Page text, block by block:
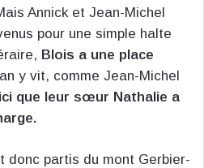
Annick et Jean-Michel
pour une simple halte
Blois a une place
y vit, comme Jean-Michel
que leur sœur Nathalie a
partis du mont Gerbier-